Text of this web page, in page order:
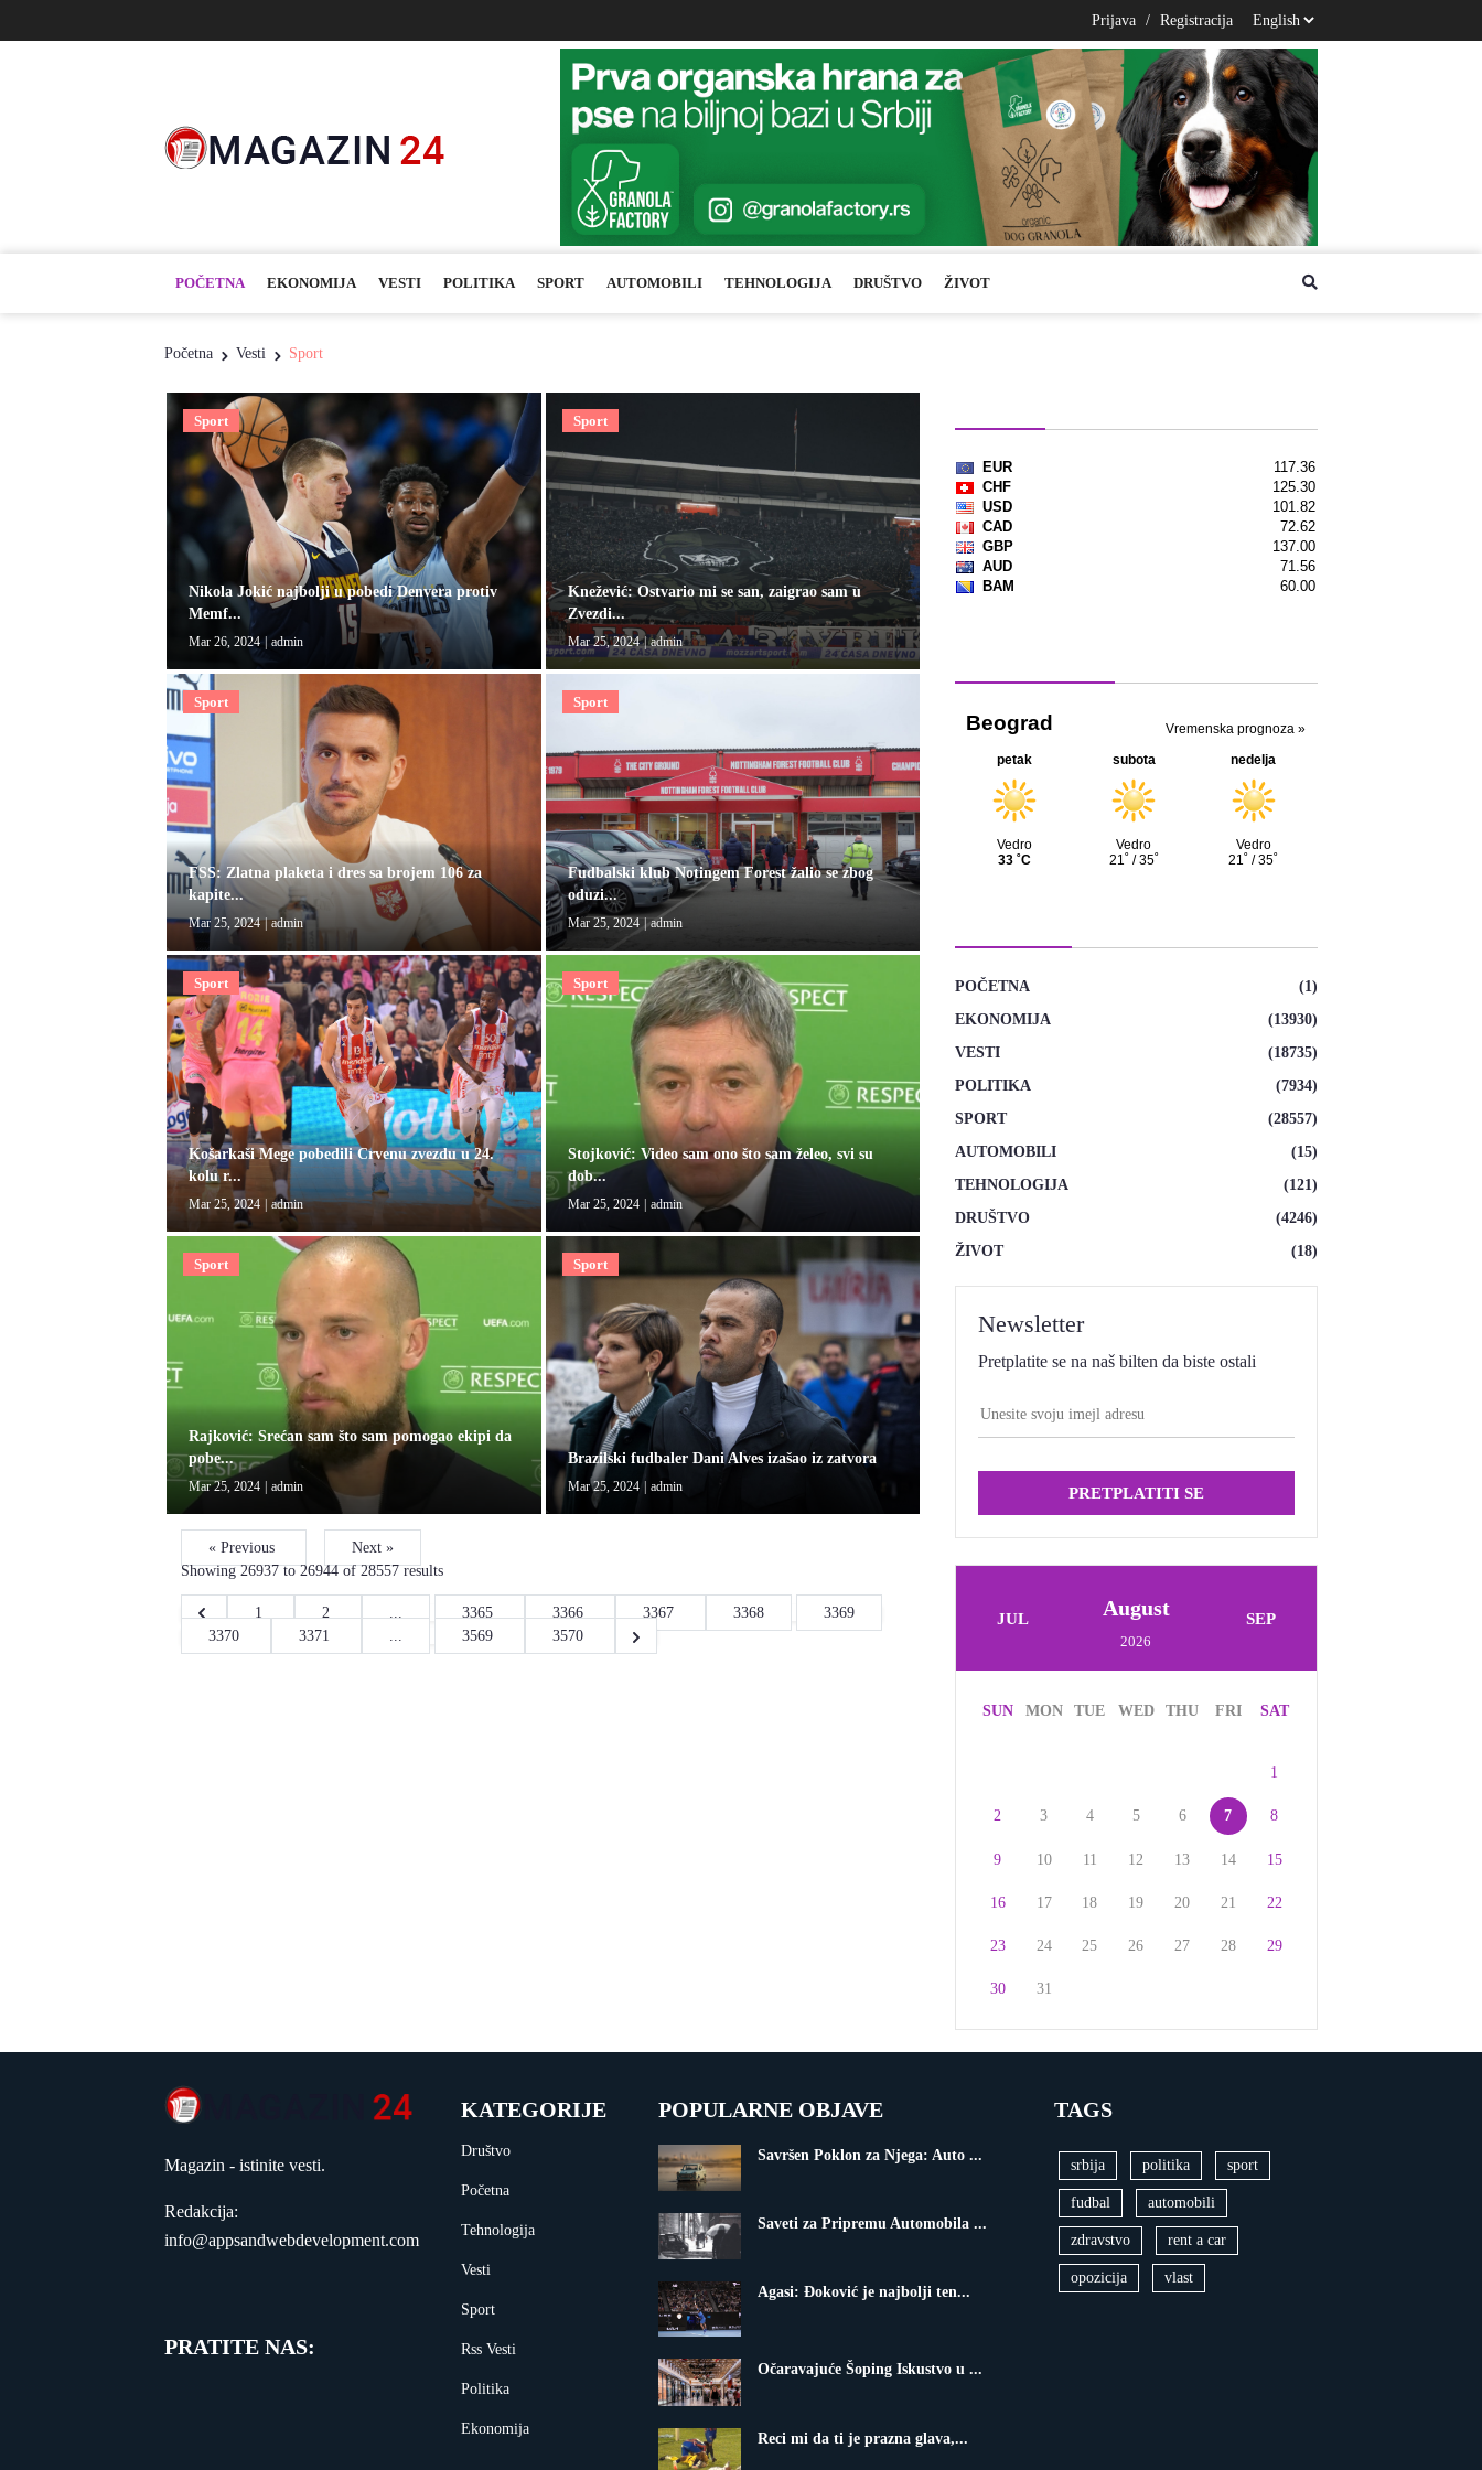
Prijava / Registracija
POČETNA EKONOMIJA VESTI POLITIKA SPORT AUTOMOBILI TEHNOLOGIJA DRUŠTVO ŽIVOT
Početna Vesti Sport
Sport
Nikola Jokić najbolji u pobedi Denvera protiv
Memf...
Mar 26, 2024 admin
Sport
Knežević: Ostvario mi se san, zaigrao sam u
Zvezdi...
Mar 25, 2024 | admin
Sport
FSS: Zlatna plaketa i dres sa brojem 106 za
kapite...
Mar 25, 2024 | admin
Sport
Fudbalski klub Notingem Forest žalio se zbog
oduzi...
Mar 25, 2024 admin
Sport
Košarkaši Mege pobedili Crvenu zvezdu u 24.
kolu r...
Mar 25, 2024 admin
Sport
Stojković: Video sam ono što sam želeo, svi su
dob...
Mar 25, 2024 admin
Sport
Rajković: Srećan sam što sam pomogao ekipi da
pobe...
Mar 25, 2024 | admin
Sport
Brazilski fudbaler Dani Alves izašao iz zatvora
Mar 25, 2024 | admin
« Previous
Next »
Showing26937to26944of28557results
1 2 3365 3366 3367 3368
3369
3370
3371 ... 3569 3570
POČETNA
(1)
EKONOMIJA
(13930)
VESTI
(18735)
POLITIKA
(7934)
SPORT
(28557)
AUTOMOBILI
(15)
TEHNOLOGIJA
(121)
DRUŠTVO
(4246)
ŽIVOT
(18)
Newsletter
Pretplatite se na naš bilten da biste ostali
PRETPLATITI SE
JUL August
2026
SEP
SUN MON TUE WED THU FRI SAT
1
2 3 4 5 6 7 8
9 10 11 12 13 14 15
16 17 18 19 20 21 22
23 24 25 26 27 28 29
30 31
Magazin - istinite vesti.
Redakcija:
info@appsandwebdevelopment.com
PRATITE NAS:
KATEGORIJE
Društvo
Početna
Tehnologija
Vesti
Sport
Rss Vesti
Politika
Ekonomija
POPULARNE OBJAVE
Savršen Poklon za Njega: Auto ...
Saveti za Pripremu Automobila ...
Agasi: Đoković je najbolji ten...
Očaravajuće Šoping Iskustvo u ...
Reci mi da ti je prazna glava,...
TAGS
srbija politika sport
fudbal automobili
zdravstvo rent a car
opozicija vlast